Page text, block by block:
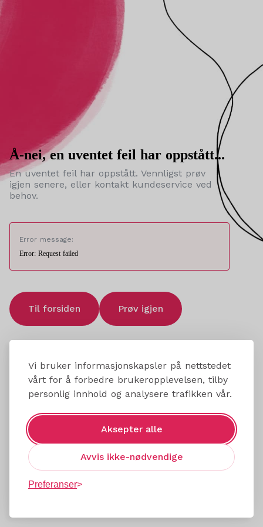
Vi bruker informasjonskapsler på nettstedet
vårt for å forbedre brukeropplevelsen, tilby
personlig innhold og analysere trafikken vår.
Aksepter alle
Avvis ikke-nødvendige
Preferanser
Å-nei, en uventet feil har oppstått...
En uventet feil har oppstått. Vennligst prøv
igjen senere, eller kontakt kundeservice ved
behov.
Error message:
Error: Request failed
Til forsiden Prøv igjen